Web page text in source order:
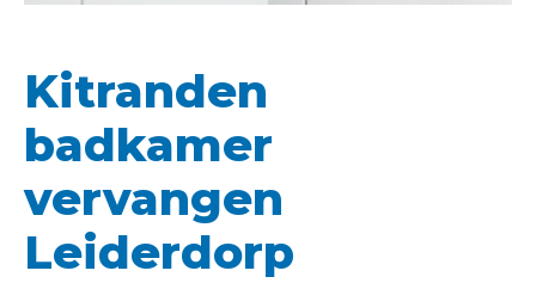
Kitranden
badkamer
vervangen
Leiderdorp